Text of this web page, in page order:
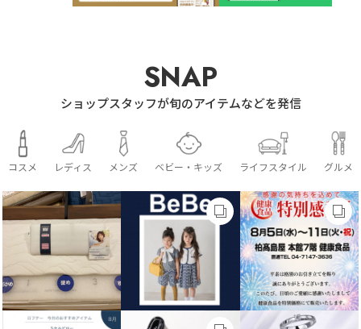
SNAP
ショップスタッフが旬のアイテムなどを発信
コスメ レディス メンズ ベビー・キッズ ライフスタイル グルメ